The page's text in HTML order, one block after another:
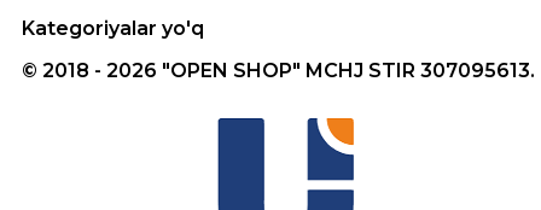
Kategoriyalar yo'q
© 2018 - 2026 "OPEN SHOP" MCHJ STIR 307095613.